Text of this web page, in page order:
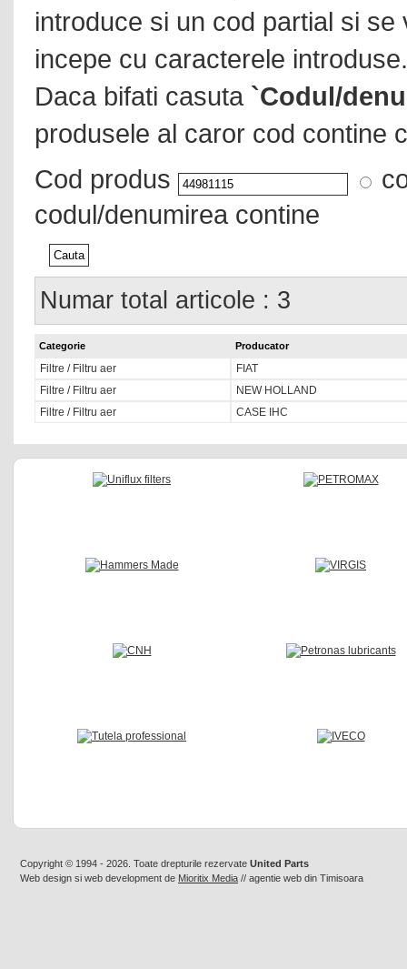
introduce si un cod partial si
incepe cu caracterele introduse.
Daca bifati casuta `Codul/
produsele al caror cod contine
Cod produs
codul/denumirea contine
Numar total articole : 3
Categorie Producator
Filtre / Filtru aer
FIAT
Filtre / Filtru aer
NEW HOLLAND
Filtre / Filtru aer
CASE IHC
Copyright © 1994 - 2026. Toate drepturile rezervate United Parts
Web design si web development de Mioritix Media // agentie web din Timisoara